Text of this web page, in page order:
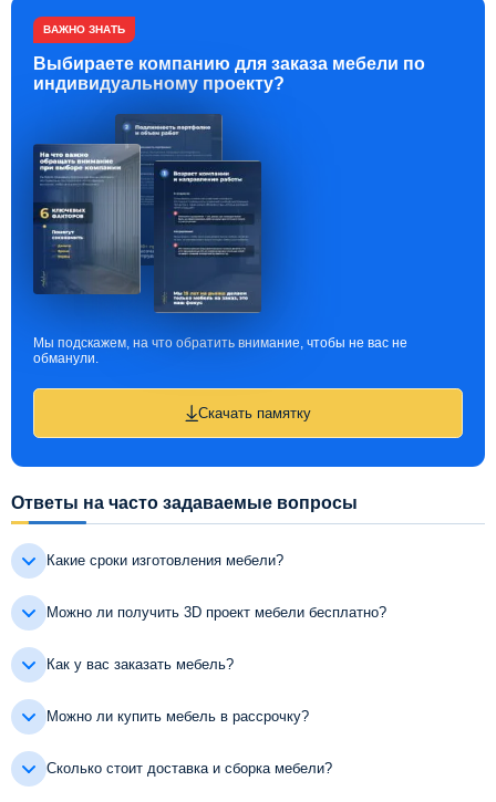
ВАЖНО ЗНАТЬ
Выбираете компанию для заказа мебели по
индивидуальному проекту?
Мы подскажем, на что обратить внимание, чтобы не вас не
обманули.
Скачать памятку
Ответы на часто задаваемые вопросы
Какие сроки изготовления мебели?
Можно ли получить 3D проект мебели бесплатно?
Как у вас заказать мебель?
Можно ли купить мебель в рассрочку?
Сколько стоит доставка и сборка мебели?